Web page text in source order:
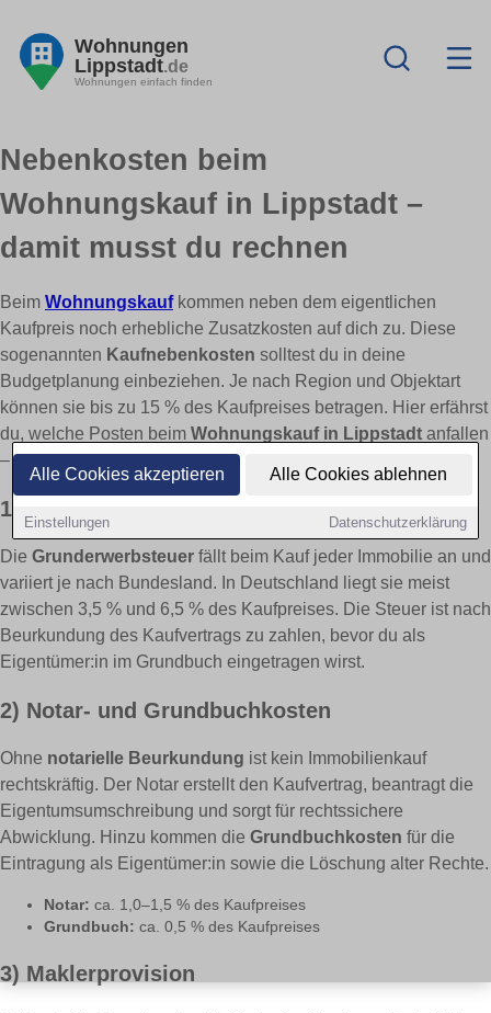
Alle Cookies akzeptieren Alle Cookies ablehnen
Einstellungen Datenschutzerklärung
Wohnungen
Lippstadt.de
Wohnungen einfach finden
Nebenkosten beim
Wohnungskauf in Lippstadt –
damit musst du rechnen
Beim Wohnungskaufkommen neben dem eigentlichen
Kaufpreis noch erhebliche Zusatzkosten auf dich zu. Diese
sogenannten Kaufnebenkosten solltest du in deine
Budgetplanung einbeziehen. Je nach Region und Objektart
können sie bis zu 15 % des Kaufpreises betragen. Hier erfährst
du, welche Posten beim Wohnungskauf in Lippstadt anfallen
– und wo du sparen kannst.
1) Grunderwerbsteuer
Die Grunderwerbsteuer fällt beim Kauf jeder Immobilie an und
variiert je nach Bundesland. In Deutschland liegt sie meist
zwischen 3,5 % und 6,5 % des Kaufpreises. Die Steuer ist nach
Beurkundung des Kaufvertrags zu zahlen, bevor du als
Eigentümer:in im Grundbuch eingetragen wirst.
2) Notar- und Grundbuchkosten
Ohne notarielle Beurkundung ist kein Immobilienkauf
rechtskräftig. Der Notar erstellt den Kaufvertrag, beantragt die
Eigentumsumschreibung und sorgt für rechtssichere
Abwicklung. Hinzu kommen die Grundbuchkosten für die
Eintragung als Eigentümer:in sowie die Löschung alter Rechte.
Notar: ca. 1,0–1,5 % des Kaufpreises
Grundbuch: ca. 0,5 % des Kaufpreises
3) Maklerprovision